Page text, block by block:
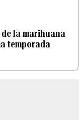
la marihuana
temporada